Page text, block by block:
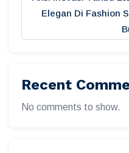
Elegan Di Fashion
Recent
No comments to show.